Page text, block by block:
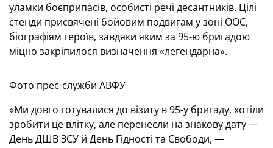
уламки боєприпасів, особисті речі десантників. Цілі
стенди присвячені бойовим подвигам у зоні ООС,
біографіям героїв, завдяки яким за 95-ю бригадою
міцно закріпилося визначення «легендарна».
Фото прес-служби АВФУ
«Ми довго готувалися до візиту в 95-у бригаду, хотіли
зробити це влітку, але перенесли на знакову дату —
День ДШВ ЗСУ й День Гідності та Свободи, —